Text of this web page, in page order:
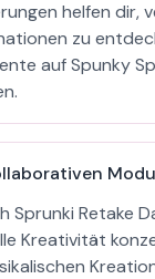
helfen dir,
zu
auf Spunky
Sprunki Retake
Kreativität